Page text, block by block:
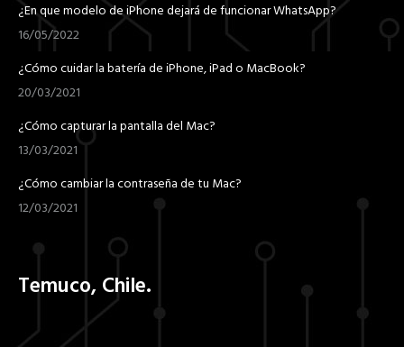
¿En que modelo de iPhone dejará de funcionar WhatsApp?
16/05/2022
¿Cómo cuidar la batería de iPhone, iPad o MacBook?
20/03/2021
¿Cómo capturar la pantalla del Mac?
13/03/2021
¿Cómo cambiar la contraseña de tu Mac?
12/03/2021
Temuco, Chile.